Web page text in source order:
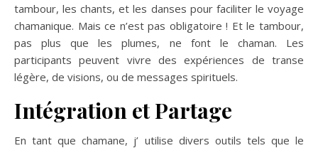
tambour, les chants, et les danses pour faciliter le voyage
chamanique. Mais ce n’est pas obligatoire ! Et le tambour,
pas plus que les plumes, ne font le chaman. Les
participants peuvent vivre des expériences de transe
légère, de visions, ou de messages spirituels.
Intégration et Partage
En tant que chamane, j’ utilise divers outils tels que le